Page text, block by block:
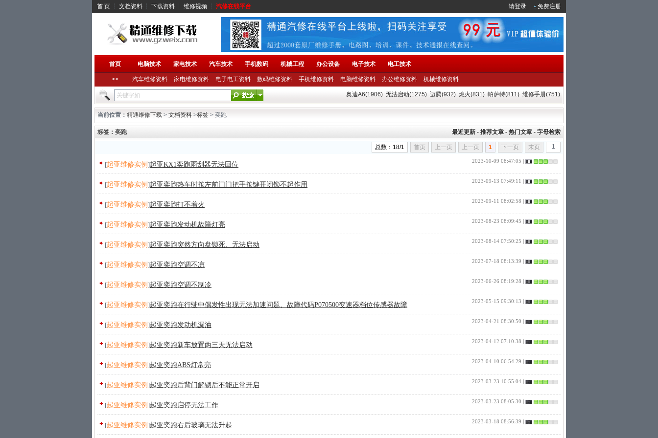
首 页 ┆ 文档资料 ┆ 下载资料 ┆ 维修视频 ┆ 汽修在线平台 请登录 免费注册
首页 电脑技术 家电技术 汽车技术 手机数码 机械工程 办公设备 电子技术 电工技术
>> 汽车维修资料 家电维修资料 电子电工资料 数码维修资料 手机维修资料 电脑维修资料 办公维修资料 机械维修资料
奥迪A6(1906) 无法启动(1275) 迈腾(932) 熄火(831) 帕萨特(811) 维修手册(751)
当前位置： 精通维修下载 > 文档资料 >标签 > 奕跑
标签：奕跑 最近更新 - 推荐文章 - 热门文章 - 字母检索
总数：18/1 首页 上一页 上一页 1 下一页 末页
[起亚维修实例 ]起亚KX1奕跑雨刮器无法回位 2023-10-09 08:47:05 |
[起亚维修实例 ]起亚奕跑热车时按左前门门把手按键开闭锁不起作用 2023-09-13 07:49:11 |
[起亚维修实例 ]起亚奕跑打不着火 2023-09-11 08:02:58 |
[起亚维修实例 ]起亚奕跑发动机故障灯亮 2023-08-23 08:09:45 |
[起亚维修实例 ]起亚奕跑突然方向盘锁死、无法启动 2023-08-14 07:50:25 |
[起亚维修实例 ]起亚奕跑空调不凉 2023-07-18 08:13:39 |
[起亚维修实例 ]起亚奕跑空调不制冷 2023-06-26 08:19:28 |
[起亚维修实例 ]起亚奕跑在行驶中偶发性出现无法加速问题、故障代码P070500变速器档位传感器故障 2023-05-15 09:30:13 |
[起亚维修实例 ]起亚奕跑发动机漏油 2023-04-21 08:30:50 |
[起亚维修实例 ]起亚奕跑新车放置两三天无法启动 2023-04-12 07:10:38 |
[起亚维修实例 ]起亚奕跑ABS灯常亮 2023-04-10 06:54:29 |
[起亚维修实例 ]起亚奕跑后背门解锁后不能正常开启 2023-03-23 10:55:04 |
[起亚维修实例 ]起亚奕跑启停无法工作 2023-03-23 08:05:30 |
[起亚维修实例 ]起亚奕跑右后玻璃无法升起 2023-03-18 08:56:39 |